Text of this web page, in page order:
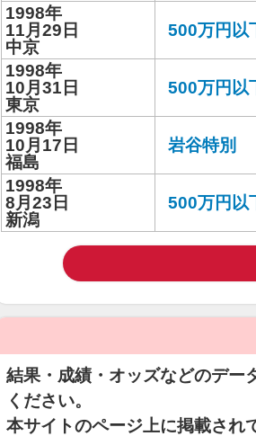
1998年
11月29日
中京
500万円以
1998年
10月31日
東京
500万円以
1998年
10月17日
福島
岩谷特別
1998年
8月23日
新潟
500万円以
結果・成績・オッズなどのデー
ください。
本サイトのページ上に掲載され